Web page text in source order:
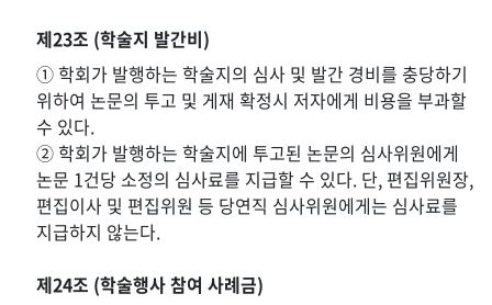
제23조 (학술지 발간비)
① 학회가 발행하는 학술지의 심사 및 발간 경비를 충당하기
위하여 논문의 투고 및 게재 확정시 저자에게 비용을 부과할
수 있다.
② 학회가 발행하는 학술지에 투고된 논문의 심사위원에게
논문 1건당 소정의 심사료를 지급할 수 있다. 단, 편집위원장,
편집이사 및 편집위원 등 당연직 심사위원에게는 심사료를
지급하지 않는다.
제24조 (학술행사 참여 사례금)